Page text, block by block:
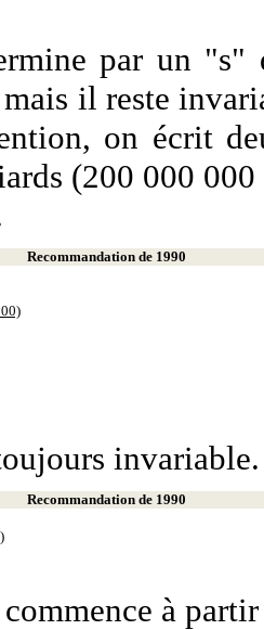
par un "s"
il reste
on écrit
(200 000
Recommandation de 1990
invariable.
Recommandation de 1990
à